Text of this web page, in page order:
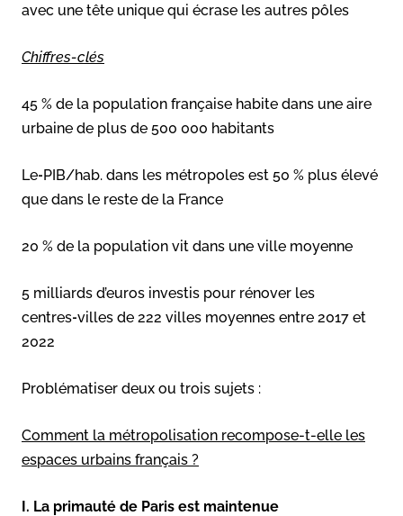
avec une tête unique qui écrase les autres pôles
Chiffres-clés
45 % de la population française habite dans une aire
urbaine de plus de 500 000 habitants
Le‑PIB/hab. dans les métropoles est 50 % plus élevé
que dans le reste de la France
20 % de la population vit dans une ville moyenne
5 milliards d’euros investis pour rénover les
centres‑villes de 222 villes moyennes entre 2017 et
2022
Problématiser deux ou trois sujets :
Comment la métropolisation recompose-t-elle les
espaces urbains français ?
I. La primauté de Paris est maintenue